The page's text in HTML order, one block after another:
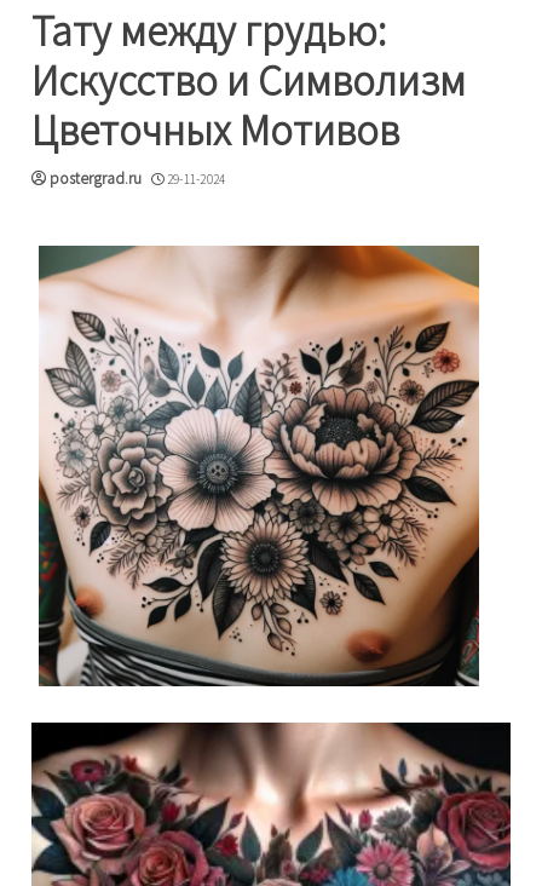
Тату между грудью:
Искусство и Символизм
Цветочных Мотивов
postergrad.ru 29-11-2024